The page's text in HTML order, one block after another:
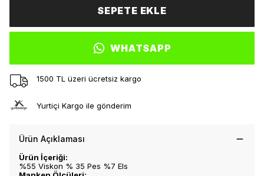
SEPETE EKLE
WHATSAPP
1500 TL üzeri ücretsiz kargo
Yurtiçi Kargo ile gönderim
Ürün Açıklaması
Ürün İçeriği:
%55 Viskon % 35 Pes %7 Els